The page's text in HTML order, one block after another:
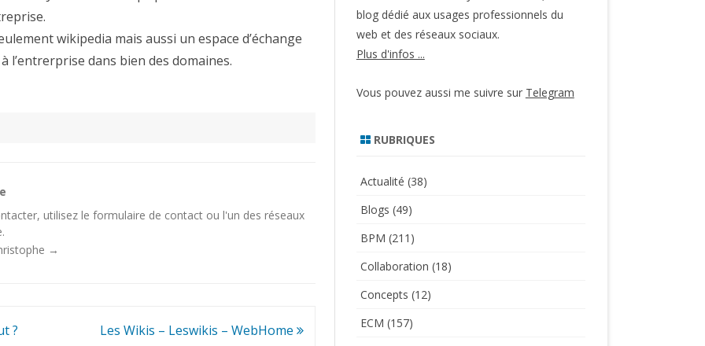
wikipedia mais aussi un espace d’échange
l’entrerprise dans bien des domaines.
utilisez leformulaire de contact ou l'un desréseaux
→
? Les Wikis – Leswikis – WebHome
blog dédié aux usages professionnels du
web et des réseaux sociaux.
Plus d'infos ...
Vous pouvez aussi me suivre sur Telegram
RUBRIQUES
Actualité (38)
Blogs (49)
BPM (211)
Collaboration (18)
Concepts (12)
ECM (157)